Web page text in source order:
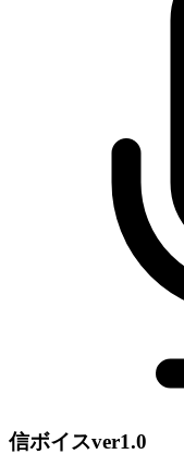
信ボイスver1.0